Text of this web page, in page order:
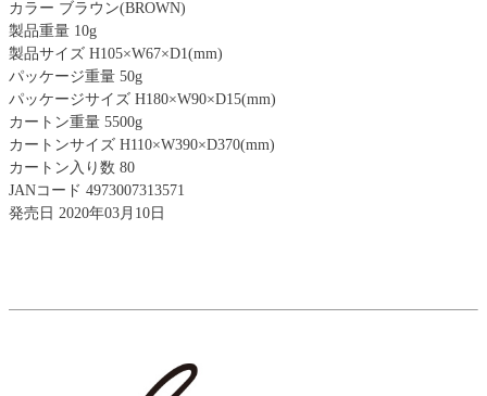
カラー ブラウン(BROWN)
製品重量 10g
製品サイズ H105×W67×D1(mm)
パッケージ重量 50g
パッケージサイズ H180×W90×D15(mm)
カートン重量 5500g
カートンサイズ H110×W390×D370(mm)
カートン入り数 80
JANコード 4973007313571
発売日 2020年03月10日